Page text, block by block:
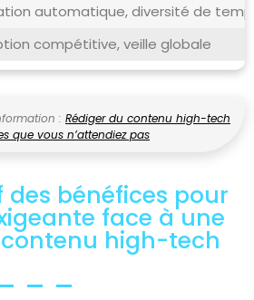
automatique, diversité de
compétitive, veille globale
: Rédiger du contenu high-tech
que vous n’attendiez pas
bénéfices pour
face à une
high-tech